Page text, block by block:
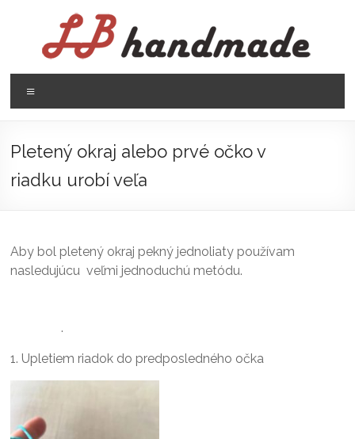
LB
handmade
háčkovanie
pletenie
Pletený okraj alebo prvé očko v
riadku urobí veľa
Aby bol pletený okraj pekný jednoliaty používam
nasledujúcu veľmi jednoduchú metódu.
.
1. Upletiem riadok do predposledného očka